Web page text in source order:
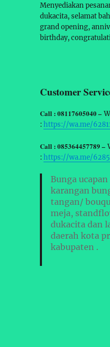
Menyediakan
dukacita, selamat
grand opening,
birthday,
Customer
Call : 08117605040 –
: https://wa.me/
Call : 085364457789 –
: https://wa.me/
Bunga
karangan
tangan/
meja,
dukacita dan
daerah kota
kabupaten .